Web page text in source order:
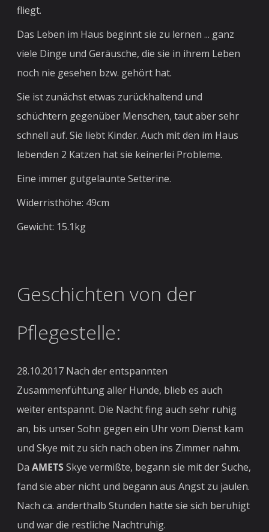
fliegt.
Das Leben im Haus beginnt sie zu lernen ... ganz
viele Dinge und Geräusche, die sie in ihrem Leben
noch nie gesehen bzw. gehört hat.
Sie ist zunächst etwas zurückhaltend und
schüchtern gegenüber Menschen, taut aber sehr
schnell auf. Sie liebt Kinder. Auch mit den im Haus
lebenden 2 Katzen hat sie keinerlei Probleme.
Eine immer gutgelaunte Setterine.
Widerristhöhe: 49cm
Gewicht: 15.1kg
Geschichten von der
Pflegestelle:
28.10.2017 Nach der entspannten
Zusammenfühtung aller Hunde, blieb es auch
weiter entspannt. Die Nacht fing auch sehr ruhig
an, bis unser Sohn gegen ein Uhr vom Dienst kam
und Skye mit zu sich nach oben ins Zimmer nahm.
DaAMETSSkye vermißte, begann sie mit der Suche,
fand sie aber nicht und begann aus Angst zu jaulen.
Nach ca. anderthalb Stunden hatte sie sich beruhigt
und war die restliche Nachtruhig.